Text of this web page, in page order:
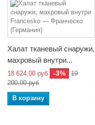
Халат тканевый снаружи,
махровый внутри...
18 624,00 руб -3%
19
200,00 руб
В корзину